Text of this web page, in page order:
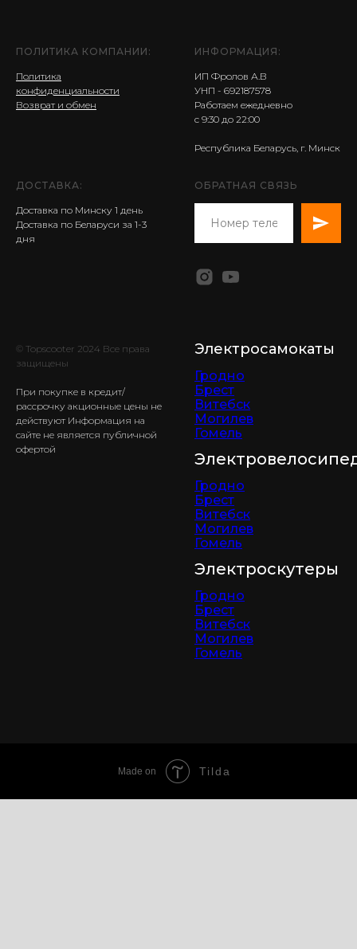
ПОЛИТИКА КОМПАНИИ:
Политика
конфиденциальности
Возврат и обмен
ИНФОРМАЦИЯ:
ИП Фролов А.В
УНП - 692187578
Работаем ежедневно
с 9:30 до 22:00
Республика Беларусь, г. Минск
ДОСТАВКА:
Доставка по Минску 1 день
Доставка по Беларуси за 1-3
дня
ОБРАТНАЯ СВЯЗЬ
© Topscooter 2024 Все права
защищены
При покупке в кредит/
рассрочку акционные цены не
действуют Информация на
сайте не является публичной
офертой
Электросамокаты
Гродно
Брест
Витебск
Могилев
Гомель
Гродно
Брест
Витебск
Могилев
Гомель
Электроскутеры
Гродно
Брест
Витебск
Могилев
Гомель
Made on Tilda